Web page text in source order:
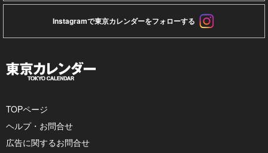
Instagramで東京カレンダーをフォローする
TOPページ
ヘルプ・お問合せ
広告に関するお問合せ